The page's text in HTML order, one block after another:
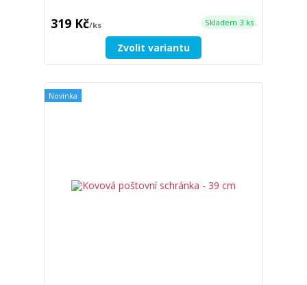
319 Kč/ks Skladem 3 ks
Zvolit variantu
Novinka